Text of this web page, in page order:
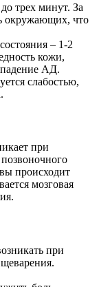
трех минут. За
окружающих, что
– 1-2
кожи,
АД.
слабостью,
при
происходит
мозговая
при